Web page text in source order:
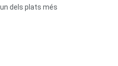
dels plats més